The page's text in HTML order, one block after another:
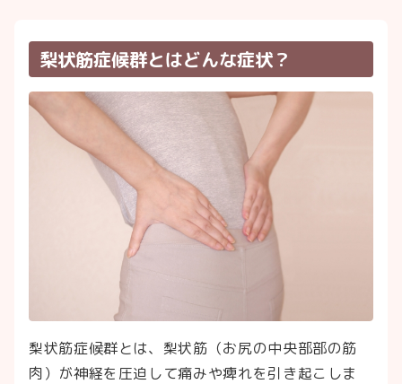
梨状筋症候群とはどんな症状？
梨状筋症候群とは、梨状筋（お尻の中央部部の筋
肉）が神経を圧迫して痛みや痺れを引き起こしま